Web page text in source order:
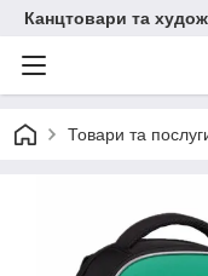
Канцтовари та
Товари та